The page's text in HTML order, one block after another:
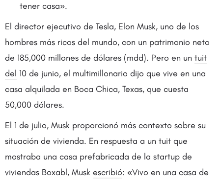
tener casa».
El director ejecutivo de Tesla, Elon Musk, uno de los
hombres más ricos del mundo, con un patrimonio neto
de 185,000 millones de dólares (mdd). Pero en un tuit
del 10 de junio, el multimillonario dijo que vive en una
casa alquilada en Boca Chica, Texas, que cuesta
50,000 dólares.
El 1 de julio, Musk proporcionó más contexto sobre su
situación de vivienda. En respuesta a un tuit que
mostraba una casa prefabricada de la startup de
viviendas Boxabl, Musk escribió: «Vivo en una casa de